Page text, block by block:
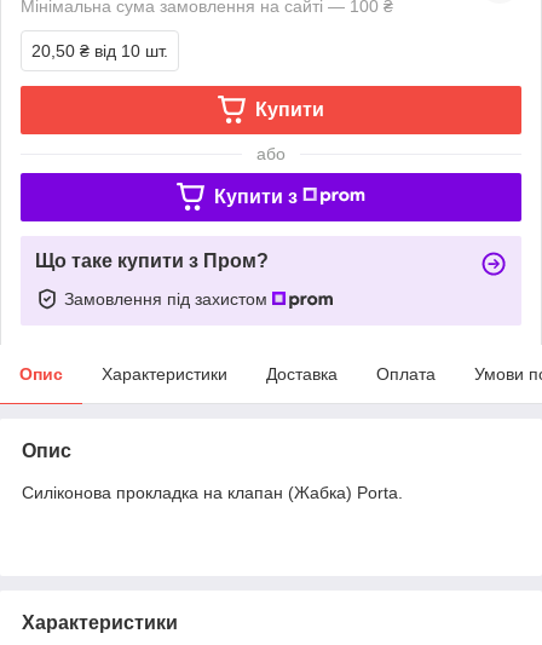
Мінімальна сума замовлення на сайті — 100 ₴
20,50 ₴ від 10 шт.
Купити
або
Купити з
Що таке купити з Пром?
Замовлення під захистом
Опис Характеристики Доставка Оплата Умови
Опис
Силіконова прокладка на клапан (Жабка) Porta.
Характеристики